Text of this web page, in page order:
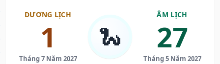
DƯƠNG LỊCH
1
Tháng 7 Năm 2027
🐍
ÂM LỊCH
27
Tháng 5 Năm 2027